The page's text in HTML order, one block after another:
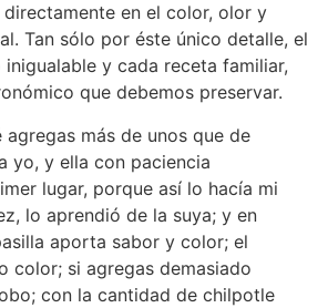
en el color, olor y
Tan sólo por éste único detalle, el
y cada receta familiar,
que debemos preservar.
agregas más de unos que de
yo, y ella con paciencia
lugar, porque así lo hacía mi
lo aprendió de la suya; y en
aporta sabor y color; el
color; si agregas demasiado
con la cantidad de chilpotle